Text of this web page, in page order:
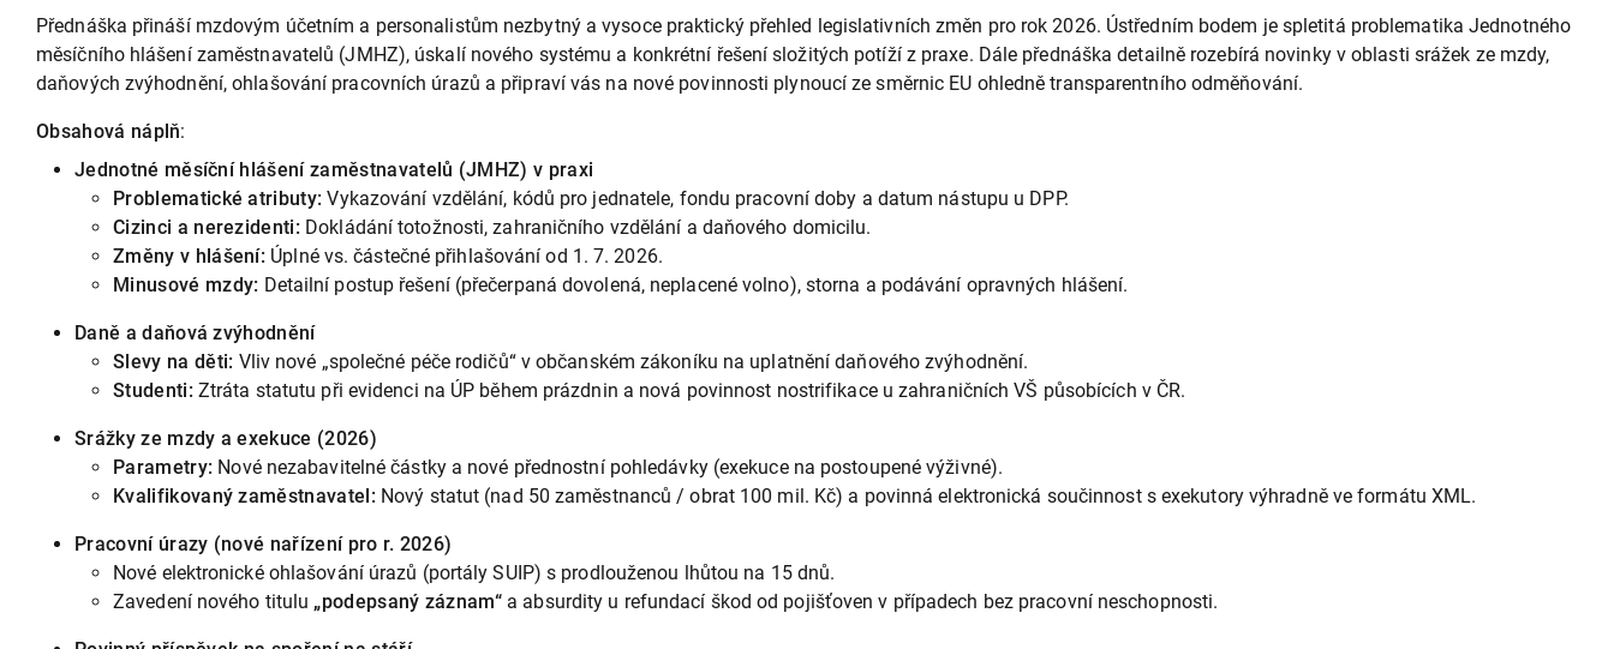
Přednáška přináší mzdovým účetním a personalistům nezbytný a vysoce praktický přehled legislativních změn pro rok 2026. Ústředním bodem je spletitá problematika Jednotného
měsíčního hlášení zaměstnavatelů (JMHZ), úskalí nového systému a konkrétní řešení složitých potíží z praxe. Dále přednáška detailně rozebírá novinky v oblasti srážek ze mzdy,
daňových zvýhodnění, ohlašování pracovních úrazů a připraví vás na nové povinnosti plynoucí ze směrnic EU ohledně transparentního odměňování.
Obsahová náplň:
Jednotné měsíční hlášení zaměstnavatelů (JMHZ) v praxi
Problematické atributy: Vykazování vzdělání, kódů pro jednatele, fondu pracovní doby a datum nástupu u DPP.
Cizinci a nerezidenti: Dokládání totožnosti, zahraničního vzdělání a daňového domicilu.
Změny v hlášení: Úplné vs. částečné přihlašování od 1. 7. 2026.
Minusové mzdy: Detailní postup řešení (přečerpaná dovolená, neplacené volno), storna a podávání opravných hlášení.
Daně a daňová zvýhodnění
Slevy na děti: Vliv nové „společné péče rodičů“ v občanském zákoníku na uplatnění daňového zvýhodnění.
Studenti: Ztráta statutu při evidenci na ÚP během prázdnin a nová povinnost nostrifikace u zahraničních VŠ působících v ČR.
Srážky ze mzdy a exekuce (2026)
Parametry: Nové nezabavitelné částky a nové přednostní pohledávky (exekuce na postoupené výživné).
Kvalifikovaný zaměstnavatel: Nový statut (nad 50 zaměstnanců / obrat 100 mil. Kč) a povinná elektronická součinnost s exekutory výhradně ve formátu XML.
Pracovní úrazy (nové nařízení pro r. 2026)
Nové elektronické ohlašování úrazů (portály SUIP) s prodlouženou lhůtou na 15 dnů.
Zavedení nového titulu „podepsaný záznam“ a absurdity u refundací škod od pojišťoven v případech bez pracovní neschopnosti.